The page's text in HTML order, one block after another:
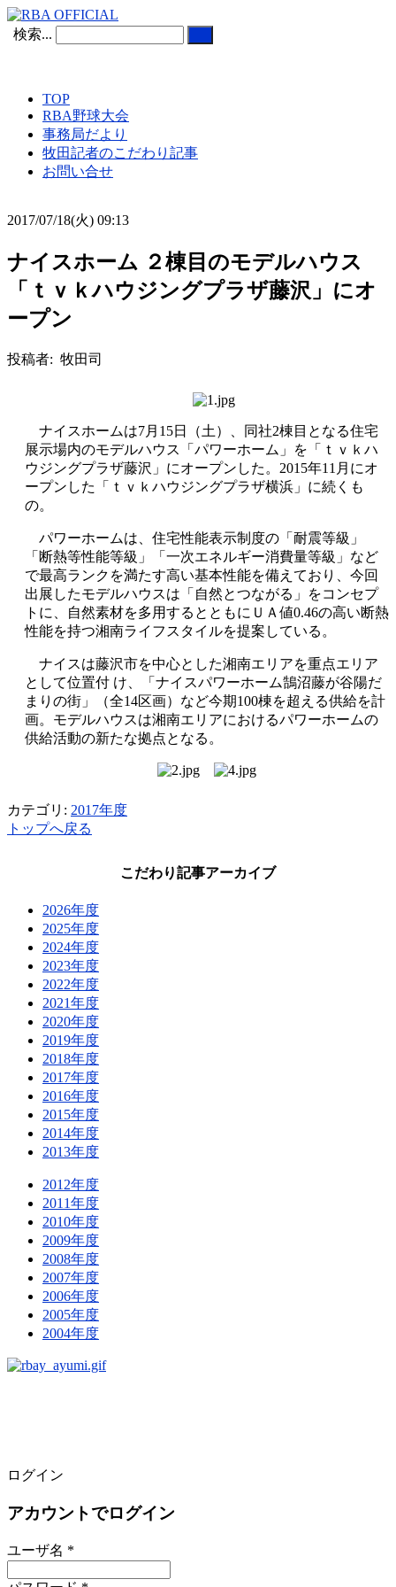
検索...
TOP
RBA野球大会
事務局だより
牧田記者のこだわり記事
お問い合せ
2017/07/18(火) 09:13
ナイスホーム ２棟目のモデルハウス
「ｔｖｋハウジングプラザ藤沢」にオ
ープン
投稿者: 牧田司
ナイスホームは7月15日（土）、同社2棟目となる住宅
展示場内のモデルハウス「パワーホーム」を「ｔｖｋハ
ウジングプラザ藤沢」にオープンした。2015年11月にオ
ープンした「ｔｖｋハウジングプラザ横浜」に続くも
の。
パワーホームは、住宅性能表示制度の「耐震等級」
「断熱等性能等級」「一次エネルギー消費量等級」など
で最高ランクを満たす高い基本性能を備えており、今回
出展したモデルハウスは「自然とつながる」をコンセプ
トに、自然素材を多用するとともにＵＡ値0.46の高い断熱
性能を持つ湘南ライフスタイルを提案している。
ナイスは藤沢市を中心とした湘南エリアを重点エリア
として位置付 け、「ナイスパワーホーム鵠沼藤が谷陽だ
まりの街」（全14区画）など今期100棟を超える供給を計
画。モデルハウスは湘南エリアにおけるパワーホームの
供給活動の新たな拠点となる。
カテゴリ: 2017年度
トップへ戻る
こだわり記事アーカイブ
2026年度
2025年度
2024年度
2023年度
2022年度
2021年度
2020年度
2019年度
2018年度
2017年度
2016年度
2015年度
2014年度
2013年度
2012年度
2011年度
2010年度
2009年度
2008年度
2007年度
2006年度
2005年度
2004年度
ログイン
アカウントでログイン
ユーザ名 *